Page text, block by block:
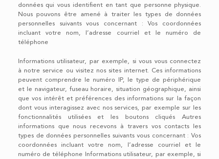
données qui vous identifient en tant que personne physique.
Nous pouvons être amené à traiter les types de données
personnelles suivants vous concernant : Vos coordonnées
incluant votre nom, l’adresse courriel et le numéro de
téléphone
Informations utilisateur, par exemple, si vous vous connectez
à notre service ou visitez nos sites internet. Ces informations
peuvent comprendre le numéro IP, le type de périphérique
et le navigateur, fuseau horaire, situation géographique, ainsi
que vos intérêt et préférences des informations sur la façon
dont vous interagissez avec nos services, par exemple sur les
fonctionnalités utilisées et les boutons cliqués Autres
informations que nous recevons à travers vos contacts les
types de données personnelles suivants vous concernant : Vos
coordonnées incluant votre nom, l’adresse courriel et le
numéro de téléphone Informations utilisateur, par exemple, si